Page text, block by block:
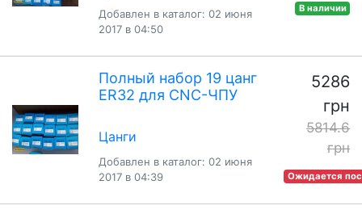
Добавлен в каталог: 02 июня
2017 в 04:50
В наличии
Полный набор 19 цанг
ER32 для CNC-ЧПУ
Цанги
Добавлен в каталог: 02 июня
2017 в 04:39
5286
грн
5814.6
грн
Ожидается